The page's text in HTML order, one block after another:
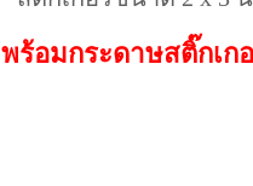
พร้อมกระดาษสติ๊กเ